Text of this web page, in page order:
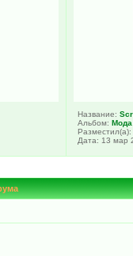
Название:
Альбом: Мода
Разместил(а):
Дата: 13 мар